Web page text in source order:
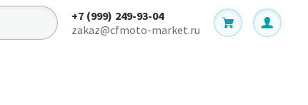
+7 (999) 249-93-04
zakaz@cfmoto-market.ru